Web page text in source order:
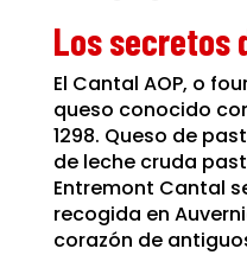
Los secretos
El Cantal AOP, o
queso conocido
1298. Queso de
de leche cruda
Entremont Cantal
recogida en
corazón de